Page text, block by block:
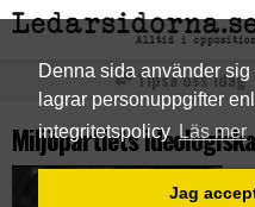
Denna sida använder
lagrar personuppgifter
integritetspolicy Läs mer
Jag
Tipsa oss idag
Miljöpartiets